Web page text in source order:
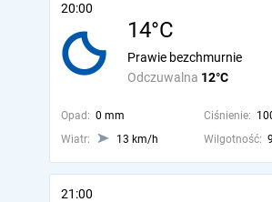
20:00
14°C
Odczuwalna 12°C
Prawie bezchmurnie
Opad: 0 mm Ciśnienie:
Wiatr:
13 km/h Wilgotność:
21:00